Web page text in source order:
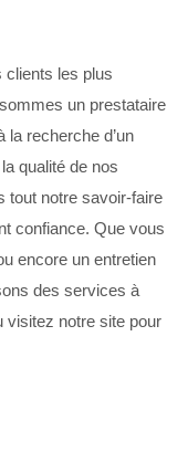
clients les plus
un prestataire
la recherche d’un
qualité de nos
tout notre savoir-faire
confiance. Que vous
encore un entretien
des services à
visitez notre site pour